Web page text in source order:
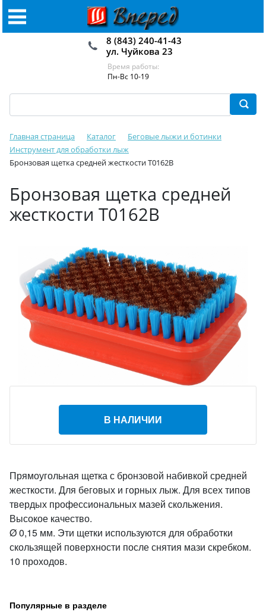
8 (843) 240-41-43
ул. Чуйкова 23
Время работы:
Пн-Вс 10-19
Главная страница Каталог
Беговые лыжи и ботинки
Инструмент для обработки лыж
Бронзовая щетка средней жесткости T0162B
Бронзовая щетка средней
жесткости T0162B
В НАЛИЧИИ
Прямоугольная щетка с бронзовой набивкой средней
жесткости. Для беговых и горных лыж. Для всех типов
твердых профессиональных мазей скольжения.
Высокое качество.
Ø 0,15 мм. Эти щетки используются для обработки
скользящей поверхности после снятия мази скребком.
10 проходов.
Популярные в разделе